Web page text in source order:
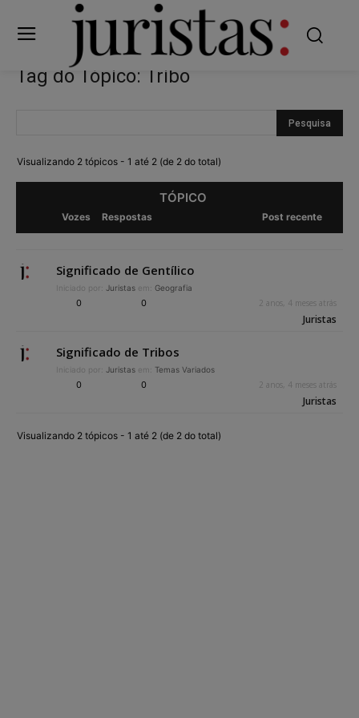
Tag do Tópico: Tribo
Visualizando 2 tópicos - 1 até 2 (de 2 do total)
TÓPICO
Vozes Respostas Post recente
Significado de Gentílico
Iniciado por: Juristas em: Geografia
0 0 2 anos, 4 meses atrás
Juristas
Significado de Tribos
Iniciado por: Juristas em: Temas Variados
0 0 2 anos, 4 meses atrás
Juristas
Visualizando 2 tópicos - 1 até 2 (de 2 do total)